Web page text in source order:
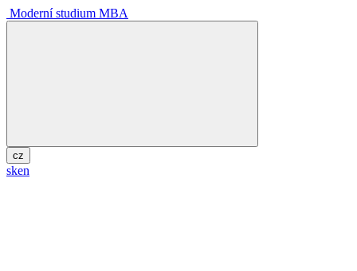
Moderní studium MBA
cz
sken